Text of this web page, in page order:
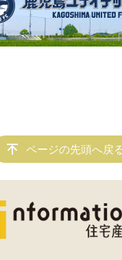
ページの先頭へ戻